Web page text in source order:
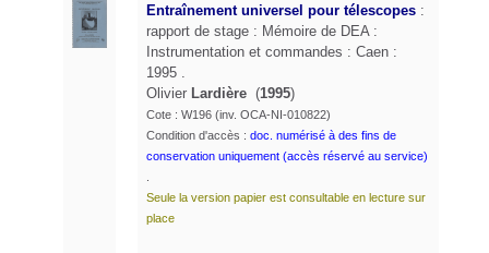
Entraînement universel pour télescopes :
rapport de stage : Mémoire de DEA :
Instrumentation et commandes : Caen :
1995 .
Olivier Lardière (1995)
Cote : W196 (inv. OCA-NI-010822)
Condition d'accès : doc. numérisé à des fins de
conservation uniquement (accès réservé au service)
Seule la version papier est consultable en lecture sur
place